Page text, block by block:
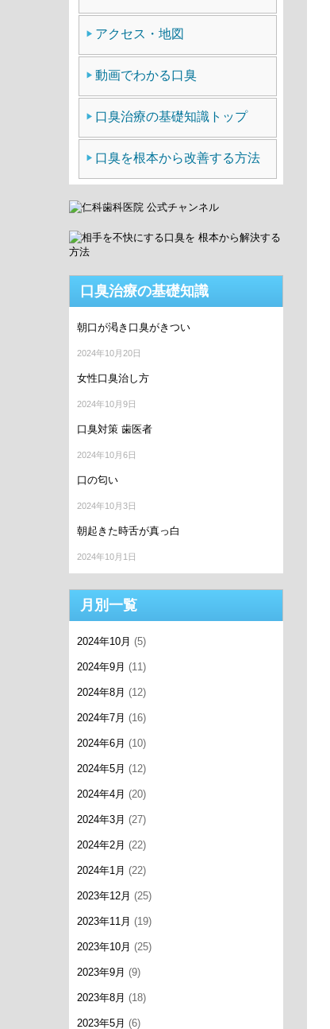
アクセス・地図
動画でわかる口臭
口臭治療の基礎知識トップ
口臭を根本から改善する方法
口臭治療の基礎知識
朝口が渇き口臭がきつい
2024年10月20日
女性口臭治し方
2024年10月9日
口臭対策 歯医者
2024年10月6日
口の匂い
2024年10月3日
朝起きた時舌が真っ白
2024年10月1日
月別一覧
2024年10月 (5)
2024年9月 (11)
2024年8月 (12)
2024年7月 (16)
2024年6月 (10)
2024年5月 (12)
2024年4月 (20)
2024年3月 (27)
2024年2月 (22)
2024年1月 (22)
2023年12月 (25)
2023年11月 (19)
2023年10月 (25)
2023年9月 (9)
2023年8月 (18)
2023年5月 (6)